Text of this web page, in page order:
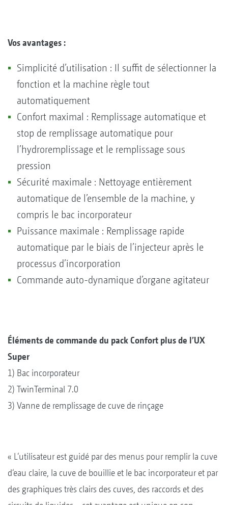
Vos avantages :
Simplicité d’utilisation : Il suffit de sélectionner la
fonction et la machine règle tout
automatiquement
Confort maximal : Remplissage automatique et
stop de remplissage automatique pour
l’hydroremplissage et le remplissage sous
pression
Sécurité maximale : Nettoyage entièrement
automatique de l’ensemble de la machine, y
compris le bac incorporateur
Puissance maximale : Remplissage rapide
automatique par le biais de l’injecteur après le
processus d’incorporation
Commande auto-dynamique d’organe agitateur
Éléments de commande du pack Confort plus de l’UX
Super
1) Bac incorporateur
2) TwinTerminal 7.0
3) Vanne de remplissage de cuve de rinçage
« L‘utilisateur est guidé par des menus pour remplir la cuve
d‘eau claire, la cuve de bouillie et le bac incorporateur et par
des graphiques très clairs des cuves, des raccords et des